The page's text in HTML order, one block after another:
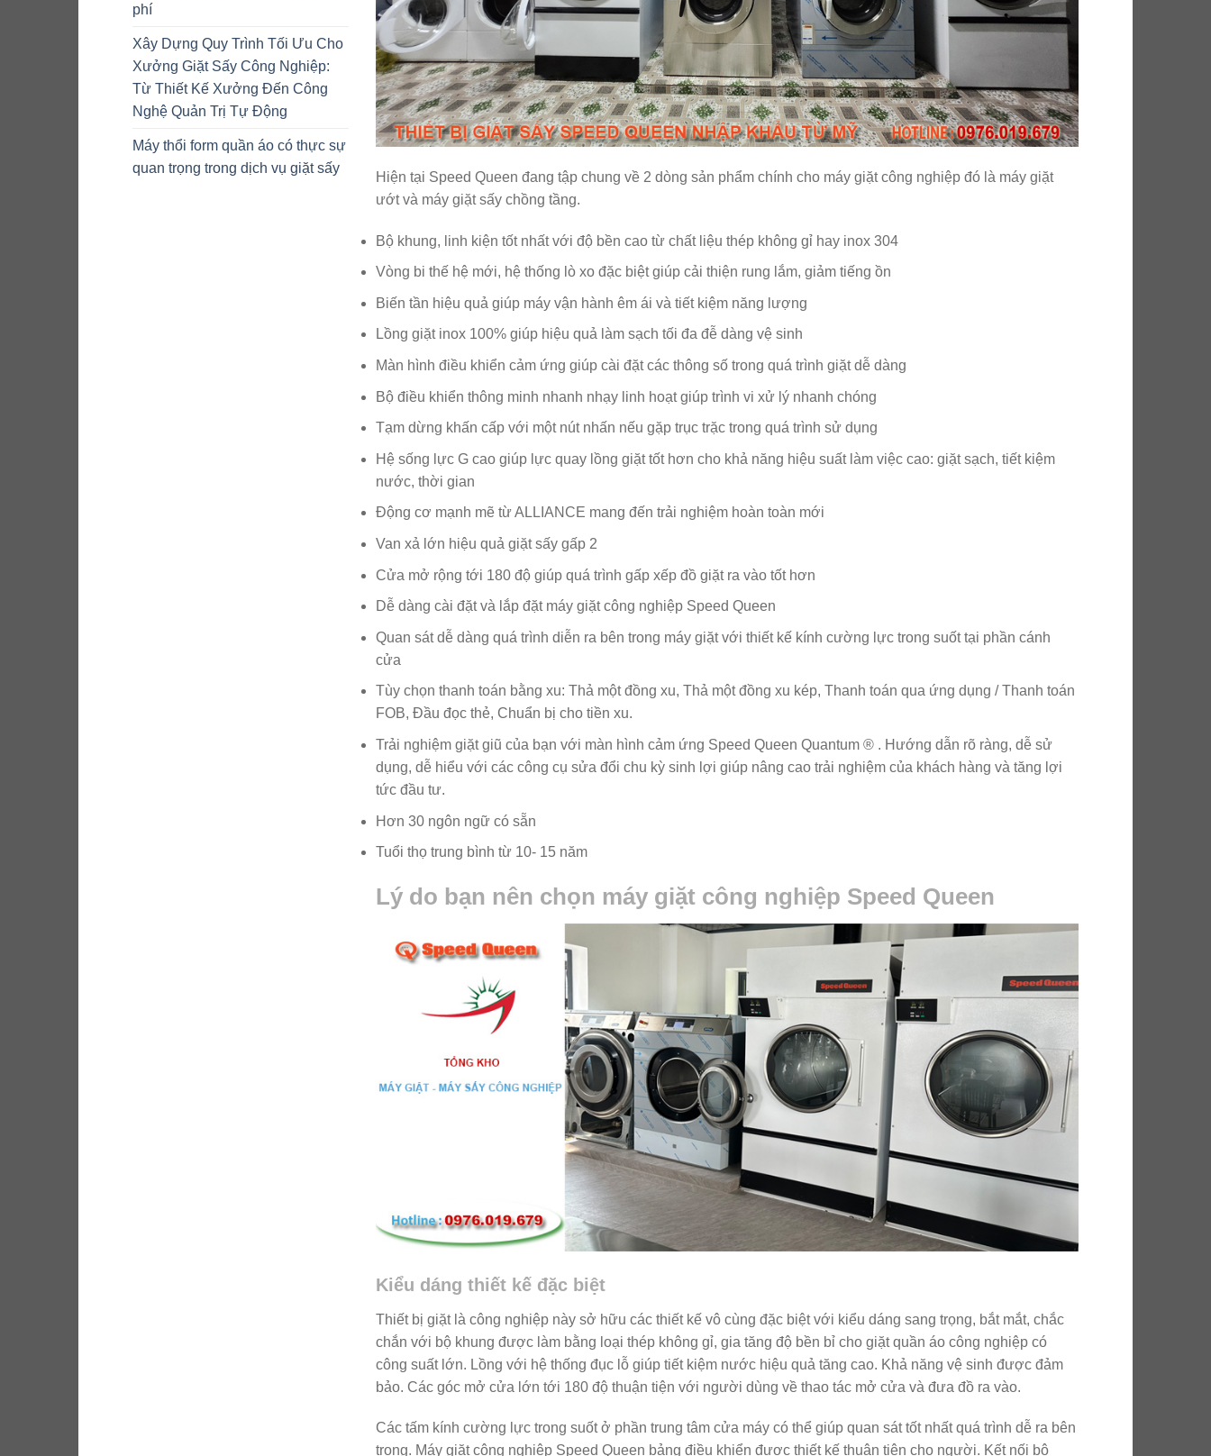
phí
Xây Dựng Quy Trình Tối Ưu Cho
Xưởng Giặt Sấy Công Nghiệp:
Từ Thiết Kế Xưởng Đến Công
Nghệ Quản Trị Tự Động
Máy thổi form quần áo có thực sự
quan trọng trong dịch vụ giặt sấy
Hiện tại Speed Queen đang tập chung về 2 dòng sản phẩm chính cho máy giặt công nghiệp đó là máy giặt
ướt và máy giặt sấy chồng tầng.
Bộ khung, linh kiện tốt nhất với độ bền cao từ chất liệu thép không gỉ hay inox 304
Vòng bi thế hệ mới, hệ thống lò xo đặc biệt giúp cải thiện rung lắm, giảm tiếng ồn
Biến tần hiệu quả giúp máy vận hành êm ái và tiết kiệm năng lượng
Lồng giặt inox 100% giúp hiệu quả làm sạch tối đa đễ dàng vệ sinh
Màn hình điều khiển cảm ứng giúp cài đặt các thông số trong quá trình giặt dễ dàng
Bộ điều khiển thông minh nhanh nhạy linh hoạt giúp trình vi xử lý nhanh chóng
Tạm dừng khấn cấp với một nút nhấn nếu gặp trục trặc trong quá trình sử dụng
Hệ sống lực G cao giúp lực quay lồng giặt tốt hơn cho khả năng hiệu suất làm việc cao: giặt sạch, tiết kiệm
nước, thời gian
Động cơ mạnh mẽ từ ALLIANCE mang đến trải nghiệm hoàn toàn mới
Van xả lớn hiệu quả giặt sấy gấp 2
Cửa mở rộng tới 180 độ giúp quá trình gấp xếp đồ giặt ra vào tốt hơn
Dễ dàng cài đặt và lắp đặt máy giặt công nghiệp Speed Queen
Quan sát dễ dàng quá trình diễn ra bên trong máy giặt với thiết kế kính cường lực trong suốt tại phần cánh
cửa
Tùy chọn thanh toán bằng xu: Thả một đồng xu, Thả một đồng xu kép, Thanh toán qua ứng dụng / Thanh toán
FOB, Đầu đọc thẻ, Chuẩn bị cho tiền xu.
Trải nghiệm giặt giũ của bạn với màn hình cảm ứng Speed ​​Queen Quantum ® . Hướng dẫn rõ ràng, dễ sử
dụng, dễ hiểu với các công cụ sửa đổi chu kỳ sinh lợi giúp nâng cao trải nghiệm của khách hàng và tăng lợi
tức đầu tư.
Hơn 30 ngôn ngữ có sẵn
Tuổi thọ trung bình từ 10- 15 năm
Lý do bạn nên chọn máy giặt công nghiệp Speed Queen
Kiểu dáng thiết kế đặc biệt
Thiết bị giặt là công nghiệp này sở hữu các thiết kế vô cùng đặc biệt với kiểu dáng sang trọng, bắt mắt, chắc
chắn với bộ khung được làm bằng loại thép không gỉ, gia tăng độ bền bỉ cho giặt quần áo công nghiệp có
công suất lớn. Lồng với hệ thống đục lỗ giúp tiết kiệm nước hiệu quả tăng cao. Khả năng vệ sinh được đảm
bảo. Các góc mở cửa lớn tới 180 độ thuận tiện với người dùng về thao tác mở cửa và đưa đồ ra vào.
Các tấm kính cường lực trong suốt ở phần trung tâm cửa máy có thể giúp quan sát tốt nhất quá trình dễ ra bên
trong. Máy giặt công nghiệp Speed Queen bảng điều khiển được thiết kế thuận tiện cho người. Kết nối bộ